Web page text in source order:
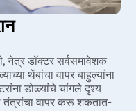
नेत्र डॉक्टर सर्वसमावेशक
थेंबांचा वापर बाहुल्यांना
डोळ्यांचे चांगले दृश्य
तंत्रांचा वापर करू शकतात-